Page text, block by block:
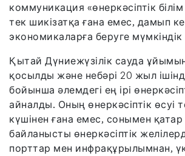
коммуникация «өнеркәсіптік білім
тек шикізатқа ғана емес, дамып
экономикаларға беруге мүмкіндік
Қытай Дүниежүзілік сауда
қосылды және небәрі 20 жыл
бойынша әлемдегі ең ірі
айналды. Оның өнеркәсіптік өсуі
күшінен ғана емес, сонымен қатар
байланысты өнеркәсіптік
порттар мен инфрақұрылымнан,